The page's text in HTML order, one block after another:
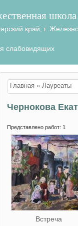
школа
край, г.
слабовидящих
Вы здесь
Главная » Лауреаты
Чернокова
Представлено работ: 1
Встреча